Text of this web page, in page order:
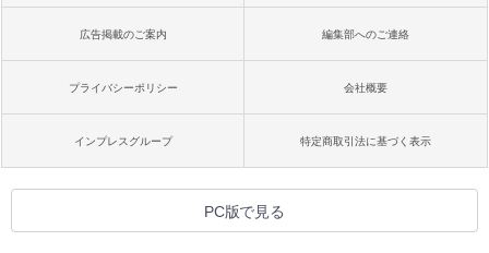
広告掲載のご案内 編集部へのご連絡
プライバシーポリシー 会社概要
インプレスグループ 特定商取引法に基づく表示
PC版で見る